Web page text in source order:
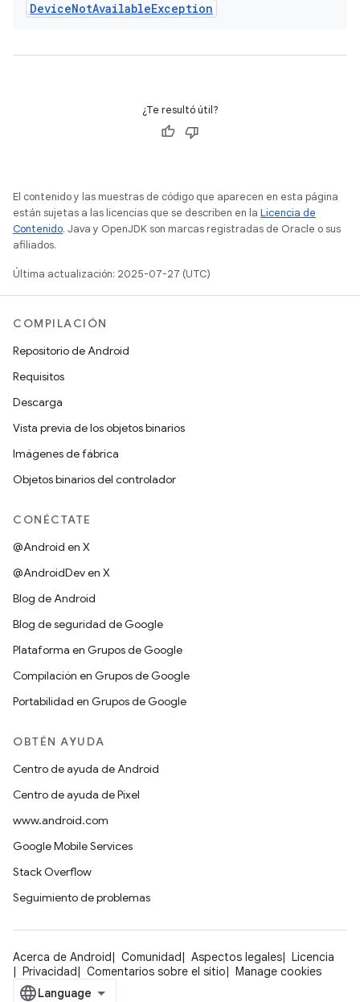
DeviceNotAvailableException
¿Te resultó útil?
El contenido y las muestras de código que aparecen en esta página
están sujetas a las licencias que se describen en la Licencia de
Contenido. Java y OpenJDK son marcas registradas de Oracle o sus
afiliados.
Última actualización: 2025-07-27 (UTC)
COMPILACIÓN
Repositorio de Android
Requisitos
Descarga
Vista previa de los objetos binarios
Imágenes de fábrica
Objetos binarios del controlador
CONÉCTATE
@Android en X
@AndroidDev en X
Blog de Android
Blog de seguridad de Google
Plataforma en Grupos de Google
Compilación en Grupos de Google
Portabilidad en Grupos de Google
OBTÉN AYUDA
Centro de ayuda de Android
Centro de ayuda de Pixel
www.android.com
Google Mobile Services
Stack Overflow
Seguimiento de problemas
Acerca de Android Comunidad Aspectos legales
Licencia
Privacidad
Comentarios sobre el sitio Manage cookies